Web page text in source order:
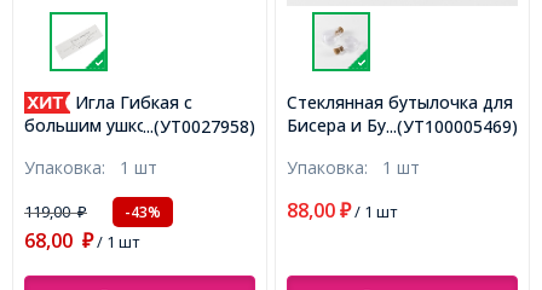
...(УТ0027958)
с
из
125х0.3 мм,
0.1 мм,
1 шт
-43%
...(УТ100005469)
Стеклянная бутылочка для
Бисера и Бусин, с пробкой,
Диаметр горлышка: 6мм,
(УТ100005469)
1 шт
88,00
Игла
Большим